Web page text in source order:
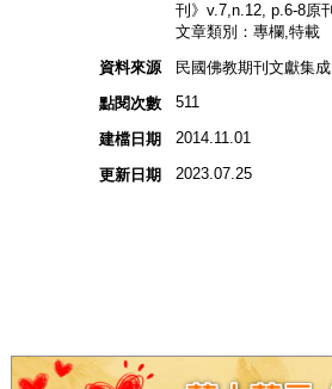
刊》v.7,n.12, p.6-8原
文章類別：專欄,特載
資料來源
民國佛教期刊文獻集
點閱次數
511
建檔日期 2014.11.01
更新日期 2023.07.25